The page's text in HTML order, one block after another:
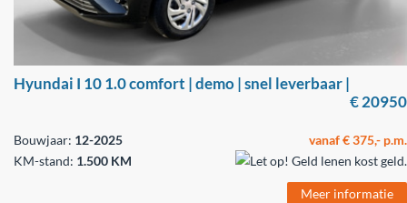
Hyundai I 10 1.0 comfort | demo | snel leverbaar |
€ 20950
Bouwjaar: 12-2025
KM-stand: 1.500 KM
vanaf € 375,- p.m.
Meer informatie